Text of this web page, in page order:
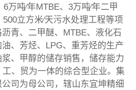
万吨∕年MTBE、3万吨∕年二甲
立方米∕天污水处理工程等项
青、二甲醚、MTBE、液化石
、芳烃、LPG、重芳烃的生产
、甲醇的储存销售，储存能力
、贸为一体的综合型企业。集
司为母公司，辖山东宜坤精细